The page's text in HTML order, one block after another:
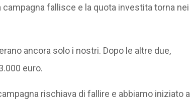
fallisce e la quota investita torna nei
ancora solo i nostri. Dopo le altre due,
euro.
rischiava di fallire e abbiamo iniziato a